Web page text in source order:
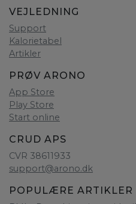
VEJLEDNING
Support
Kalorietabel
Artikler
PRØV ARONO
App Store
Play Store
Start online
CRUD APS
CVR 38611933
support@arono.dk
POPULÆRE ARTIKLER